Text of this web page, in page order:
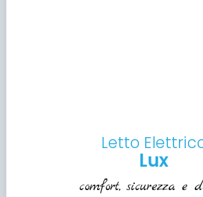
Letto
Lux
comfort, sicurezza e